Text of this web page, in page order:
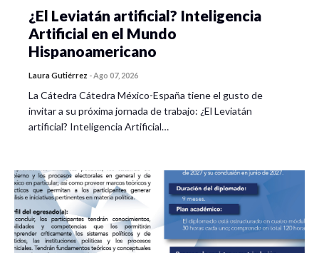
¿El Leviatán artificial? Inteligencia
Artificial en el Mundo
Hispanoamericano
Laura Gutiérrez -Ago 07, 2026
La Cátedra Cátedra México-España tiene el gusto de
invitar a su próxima jornada de trabajo: ¿El Leviatán
artificial? Inteligencia Artificial…